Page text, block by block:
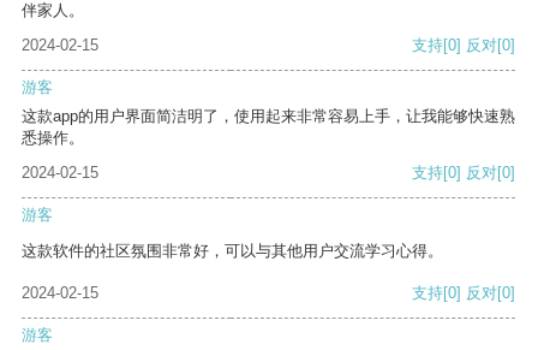
伴家人。
2024-02-15
支持[0] 反对[0]
游客
这款app的用户界面简洁明了，使用起来非常容易上手，让我能够快速熟
悉操作。
2024-02-15
支持[0] 反对[0]
游客
这款软件的社区氛围非常好，可以与其他用户交流学习心得。
2024-02-15 支持[0] 反对[0]
游客